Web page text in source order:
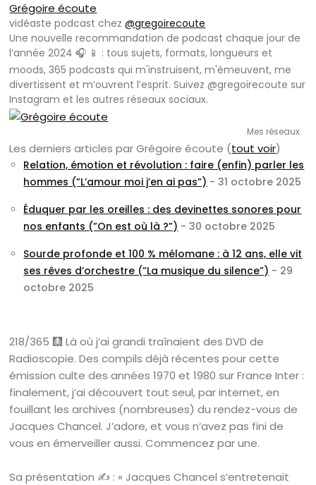
Grégoire écoute
vidéaste podcast chez@gregoirecoute
Une nouvelle recommandation de podcast chaque jour de
l’année 2024 🎧 📱 : tous sujets, formats, longueurs et
moods, 365 podcasts qui m'instruisent, m'émeuvent, me
divertissent et m’ouvrent l’esprit. Suivez @gregoirecoute sur
Instagram et les autres réseaux sociaux.
Mes réseaux
Les derniers articles par Grégoire écoute (tout voir)
Relation, émotion et révolution : faire (enfin) parler les
hommes (”L’amour moi j’en ai pas”) - 31 octobre 2025
Éduquer par les oreilles : des devinettes sonores pour
nos enfants (”On est où là ?”) - 30 octobre 2025
Sourde profonde et 100 % mélomane : à 12 ans, elle vit
ses rêves d’orchestre (”La musique du silence”) - 29
octobre 2025
218/365 🩻 Là où j’ai grandi traînaient des DVD de
Radioscopie. Des compils déjà récentes pour cette
émission culte des années 1970 et 1980 sur France Inter :
finalement, j’ai découvert tout seul, par internet, en
fouillant les archives (nombreuses) du rendez-vous de
Jacques Chancel. J’adore, et vous n’avez pas fini de
vous en émerveiller aussi. Commencez par une.
Sa présentation ✍️ : « Jacques Chancel s’entretenait